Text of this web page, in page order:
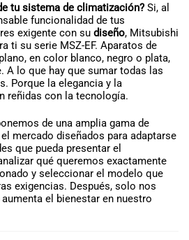
tu sistema de climatización?Si, al
funcionalidad de tus
exigente con su diseño, Mitsubishi
ti su serie MSZ-EF. Aparatos de
en color blanco, negro o plata,
A lo que hay que sumar todas las
Porque la elegancia y la
reñidas con la tecnología.
de una amplia gama de
mercado diseñados para adaptarse
que pueda presentar el
qué queremos exactamente
y seleccionar el modelo que
exigencias. Después, solo nos
el bienestar en nuestro